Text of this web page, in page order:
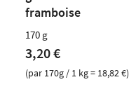
framboise
170 g
3,20 €
(par 170g / 1 kg = 18,82 €)